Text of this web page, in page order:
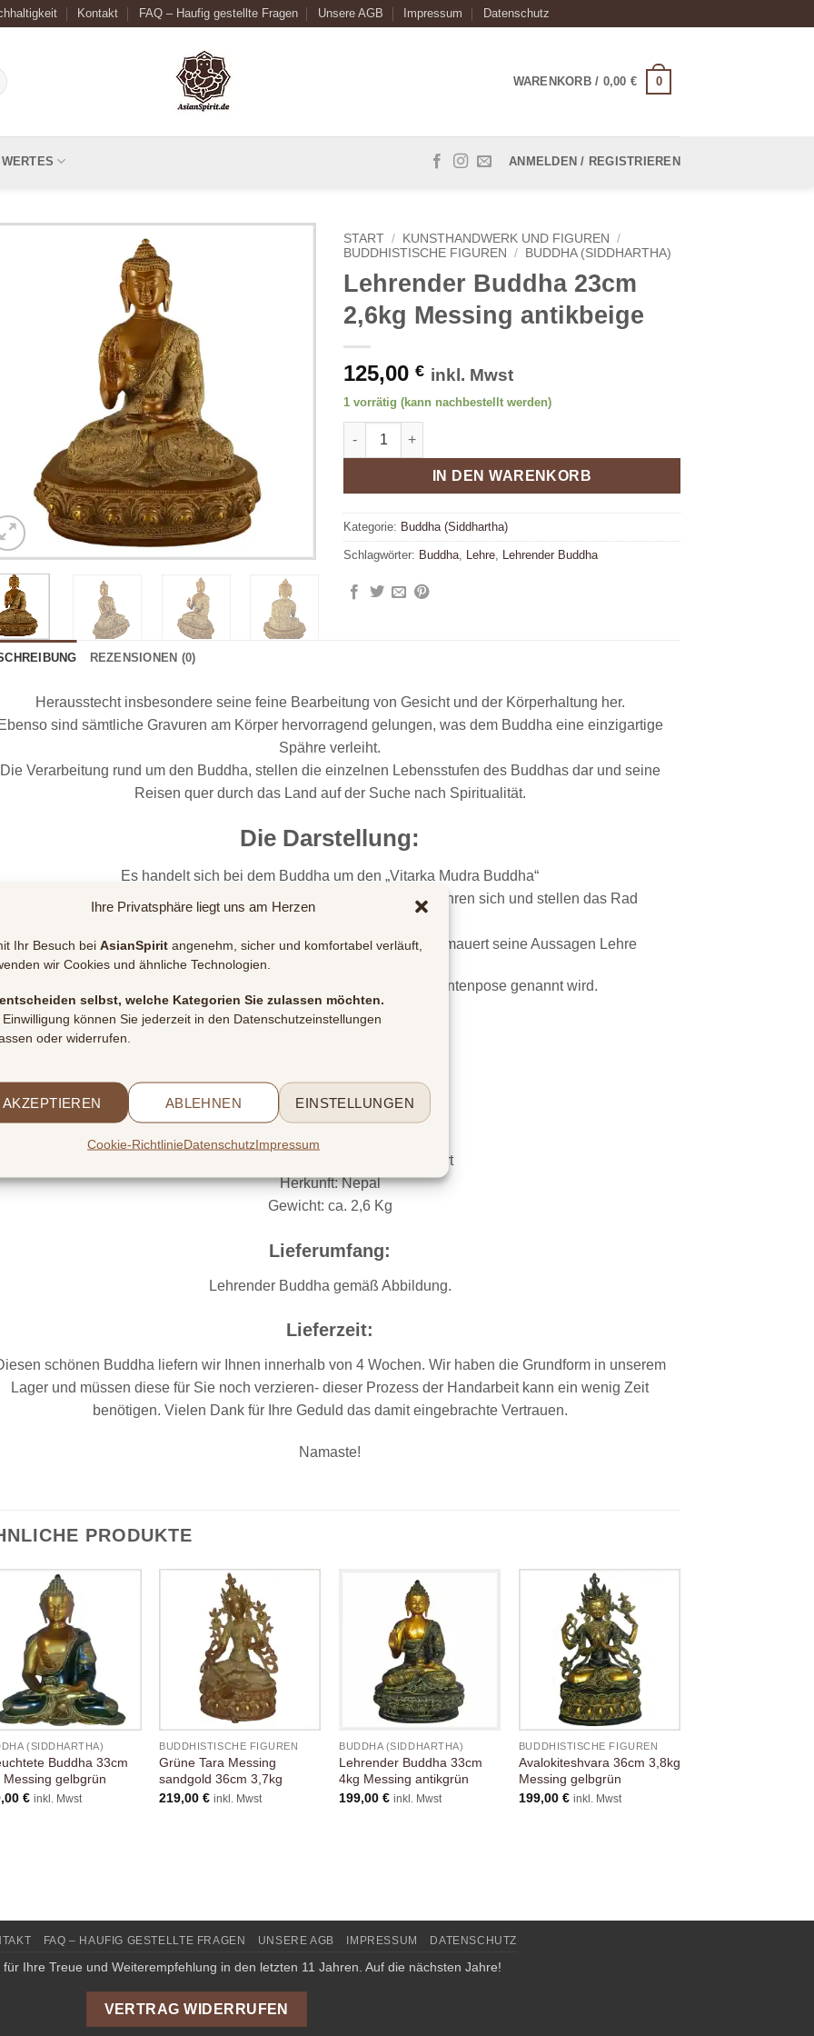
Ihre Privatsphäre liegt uns am Herzen
Ihr Besuch bei AsianSpirit angenehm, sicher und komfortabel verläuft,
wir Cookies und ähnliche Technologien.
selbst, welche Kategorien Sie zulassen möchten.
können Sie jederzeit in den Datenschutzeinstellungen
oder widerrufen.
AKZEPTIEREN ABLEHNEN EINSTELLUNGEN
Cookie-RichtlinieDatenschutzImpressum
Kontakt FAQ – Haufig gestellte Fragen Unsere AGB Impressum Datenschutz
WARENKORB / 0,00 € 0
ANMELDEN / REGISTRIEREN
START / KUNSTHANDWERK UND FIGUREN
/
BUDDHISTISCHE FIGUREN
/ BUDDHA (SIDDHARTHA)
Lehrender Buddha 23cm
2,6kg Messing antikbeige
125,00€ inkl. Mwst
1 vorrätig (kann nachbestellt werden)
Lehrender Buddha 23cm 2,6kg Messing antikbeige Menge
IN DEN WARENKORB
Alternative:
Kategorie: Buddha (Siddhartha)
Schlagwörter: Buddha Lehre Lehrender Buddha
REZENSIONEN (0)
Herausstecht insbesondere seine feine Bearbeitung von Gesicht und der Körperhaltung her.
sind sämtliche Gravuren am Körper hervorragend gelungen, was dem Buddha eine einzigartige
Spähre verleiht.
Die Verarbeitung rund um den Buddha, stellen die einzelnen Lebensstufen des Buddhas dar und seine
Reisen quer durch das Land auf der Suche nach Spiritualität.
Die Darstellung:
Es handelt sich bei dem Buddha um den „Vitarka Mudra Buddha“
Die Vitarka Mudra ist die Geste der Diskussion. Seine Finger berühren sich und stellen das Rad
Wer diese Geste ausführt wird als Gelehrter angesehen und untermauert seine Aussagen Lehre
Die Fußstellung stellt das Vajsrana dar, welche auch Diamantenpose genannt wird.
Die Details:
ca. 23 cm hoch
ca. 18 cm breit
Material: Messing nepalesisch verziert
Herkunft: Nepal
Gewicht: ca. 2,6 Kg
Lieferumfang:
Lehrender Buddha gemäß Abbildung.
Lieferzeit:
schönen Buddha liefern wir Ihnen innerhalb von 4 Wochen. Wir haben die Grundform in unserem
Lager und müssen diese für Sie noch verzieren- dieser Prozess der Handarbeit kann ein wenig Zeit
benötigen. Vielen Dank für Ihre Geduld das damit eingebrachte Vertrauen.
Namaste!
PRODUKTE
(SIDDHARTHA)
Buddha 33cm
Messing gelbgrün
€ inkl. Mwst
BUDDHISTISCHE FIGUREN
Grüne Tara Messing
sandgold 36cm 3,7kg
219,00€ inkl. Mwst
BUDDHA (SIDDHARTHA)
Lehrender Buddha 33cm
4kg Messing antikgrün
199,00€ inkl. Mwst
BUDDHISTISCHE FIGUREN
Avalokiteshvara 36cm 3,8kg
Messing gelbgrün
199,00 € inkl. Mwst
FAQ – HAUFIG GESTELLTE FRAGEN UNSERE AGB IMPRESSUM DATENSCHUTZ
Ihre Treue und Weiterempfehlung in den letzten 11 Jahren. Auf die nächsten Jahre!
VERTRAG WIDERRUFEN